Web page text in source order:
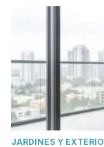
of
https://
secrets/routine/
Farshchian M,
In: StatPearls
Publishing;
https://
JARDINES Y